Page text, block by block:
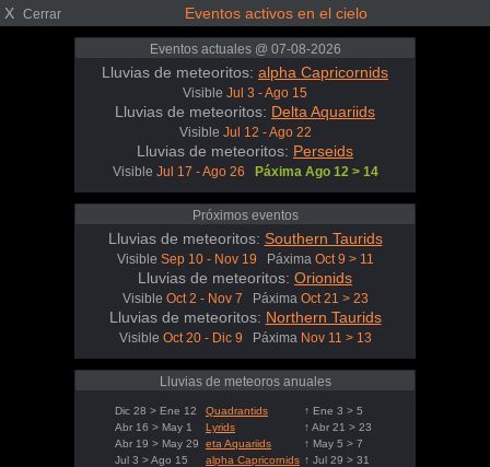
X Cerrar Eventos activos en el cielo
Eventos actuales @ 07-08-2026
Lluvias de meteoritos: alpha Capricornids
Visible Jul 3 - Ago 15
Lluvias de meteoritos: Delta Aquariids
Visible Jul 12 - Ago 22
Lluvias de meteoritos: Perseids
Visible Jul 17 - Ago 26 Páxima Ago 12 > 14
Próximos eventos
Lluvias de meteoritos: Southern Taurids
Visible Sep 10 - Nov 19 Páxima Oct 9 > 11
Lluvias de meteoritos: Orionids
Visible Oct 2 - Nov 7 Páxima Oct 21 > 23
Lluvias de meteoritos: Northern Taurids
Visible Oct 20 - Dic 9 Páxima Nov 11 > 13
Lluvias de meteoros anuales
Dic 28 > Ene 12 Quadrantids
↑ Ene 3 > 5
Abr 16 > May 1
Lyrids
↑ Abr 21 > 23
Abr 19 > May 29
eta Aquariids
↑ May 5 > 7
Jul 3 > Ago 15
alpha Capricornids ↑ Jul 29 > 31